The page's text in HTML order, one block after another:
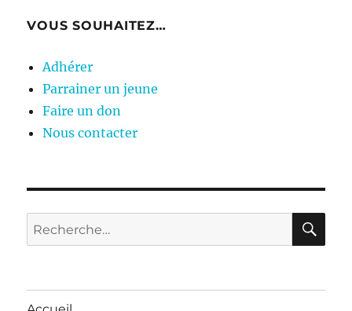
VOUS SOUHAITEZ…
Adhérer
Parrainer un jeune
Faire un don
Nous contacter
Recherche
pour :